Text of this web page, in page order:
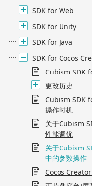
SDK for Web
SDK for Unity
SDK for Java
SDK for Cocos
Cubism SDK
更改历史
Cubism SDK
操作时机
关于Cubism
性能调优
关于Cubism
中的参数操作
Cocos